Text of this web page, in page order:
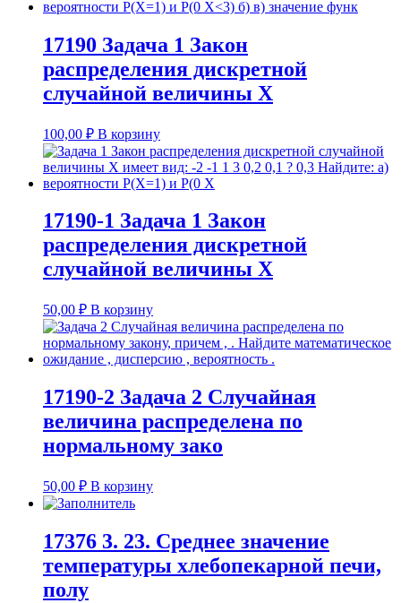
17190 Задача 1 Закон
распределения дискретной
случайной величины Х
100,00 ₽ В корзину
17190-1 Задача 1 Закон
распределения дискретной
случайной величины Х
50,00 ₽ В корзину
17190-2 Задача 2 Случайная
величина распределена по
нормальному зако
50,00 ₽ В корзину
17376 3. 23. Среднее значение
температуры хлебопекарной печи,
полу